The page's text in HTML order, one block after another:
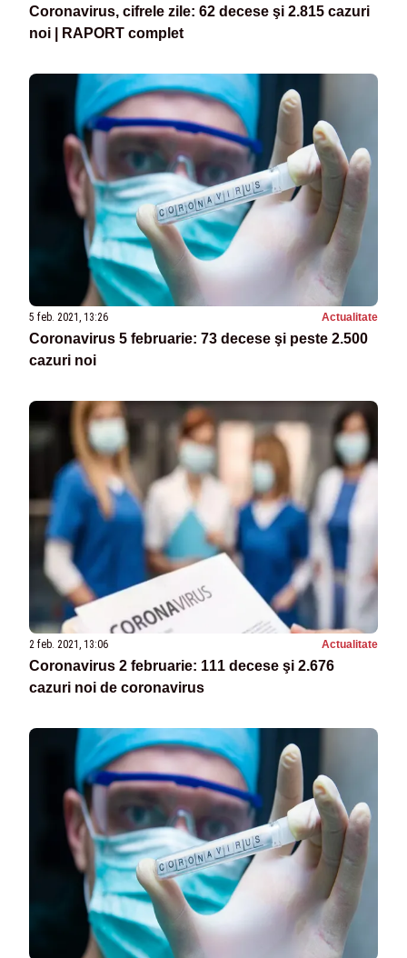
Coronavirus, cifrele zile: 62 decese şi 2.815 cazuri
noi | RAPORT complet
5 feb. 2021, 13:26 Actualitate
Coronavirus 5 februarie: 73 decese şi peste 2.500
cazuri noi
2 feb. 2021, 13:06 Actualitate
Coronavirus 2 februarie: 111 decese şi 2.676
cazuri noi de coronavirus